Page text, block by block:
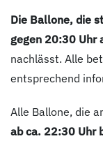
Die Ballone, die
gegen 20:30 Uhr
nachlässt. Alle
entsprechend
Alle Ballone, die
ab ca. 22:30 Uhr